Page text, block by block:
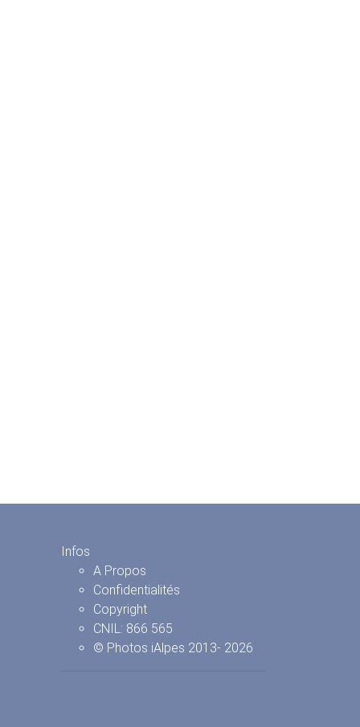
Infos
A Propos
Confidentialités
Copyright
CNIL: 866 565
© Photos iAlpes 2013- 2026